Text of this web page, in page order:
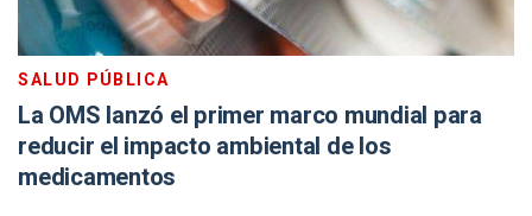
SALUD PÚBLICA
La OMS lanzó el primer marco mundial para
reducir el impacto ambiental de los
medicamentos